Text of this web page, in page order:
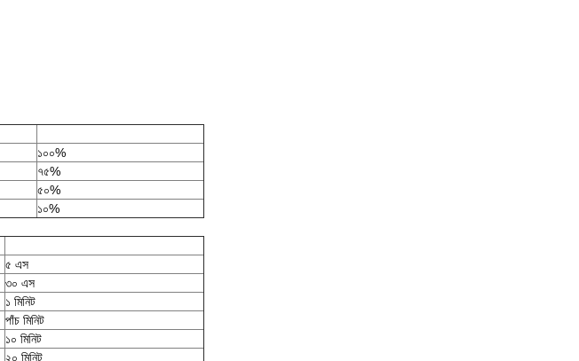
১০০%
৭৫%
৫০%
১০%
৫ এস
৩০ এস
১ মিনিট
পাঁচ মিনিট
১০ মিনিট
২০ মিনিট